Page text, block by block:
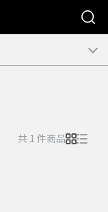
共 1 件商品